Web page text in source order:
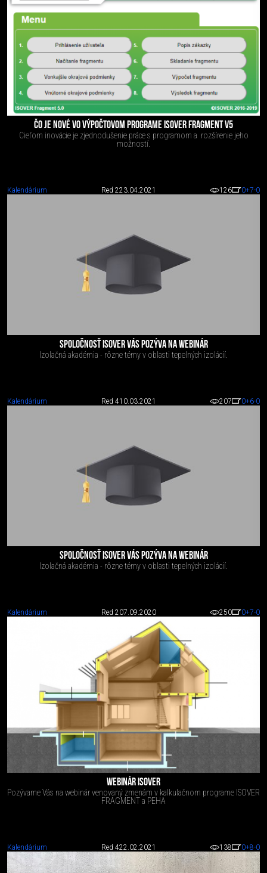
ČO JE NOVÉ VO VÝPOČTOVOM PROGRAME ISOVER FRAGMENT V5
Cieľom inovácie je zjednodušenie práce s programom a rozšírenie jeho
možností.
Kalendárium Red 223.04.2021 126 0+7-0
SPOLOČNOSŤ ISOVER VÁS POZÝVA NA WEBINÁR
Izolačná akadémia - rôzne témy v oblasti tepelných izolácií.
Kalendárium Red 410.03.2021 207 0+6-0
SPOLOČNOSŤ ISOVER VÁS POZÝVA NA WEBINÁR
Izolačná akadémia - rôzne témy v oblasti tepelných izolácií.
Kalendárium Red 207.09.2020 250 0+7-0
WEBINÁR ISOVER
Pozývame Vás na webinár venovaný zmenám v kalkulačnom programe ISOVER
FRAGMENT a PEHA
Kalendárium Red 422.02.2021 138 0+8-0